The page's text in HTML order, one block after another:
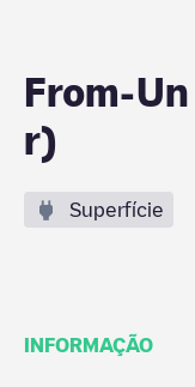
From-
r)
Superfície
INFORMAÇÃO